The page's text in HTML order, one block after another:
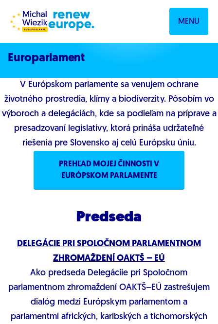
MENU
Europarlament
V Európskom parlamente sa venujem ochrane
životného prostredia, klímy a biodiverzity. Pôsobím vo
výboroch a delegáciách, kde sa podieľam na príprave a
presadzovaní legislatívy, ktorá prináša udržateľné
riešenia pre Slovensko aj celú Európsku úniu.
PREHĽAD MOJEJ ČINNOSTI V
EURÓPSKOM PARLAMENTE
Predseda
DELEGÁCIE PRI SPOLOČNOM PARLAMENTNOM
ZHROMAŽDENÍ OAKTŠ – EÚ
Ako predseda Delegáciie pri Spoločnom
parlamentnom zhromaždení OAKTŠ–EÚ zastrešujem
dialóg medzi Európskym parlamentom a
parlamentmi afrických, karibských a tichomorských